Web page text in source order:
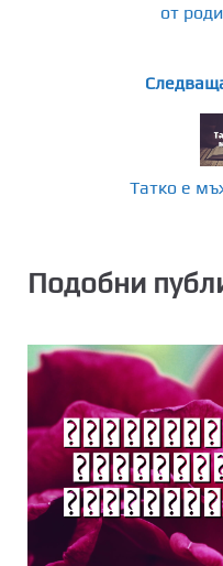
от
Татко е
Подобни